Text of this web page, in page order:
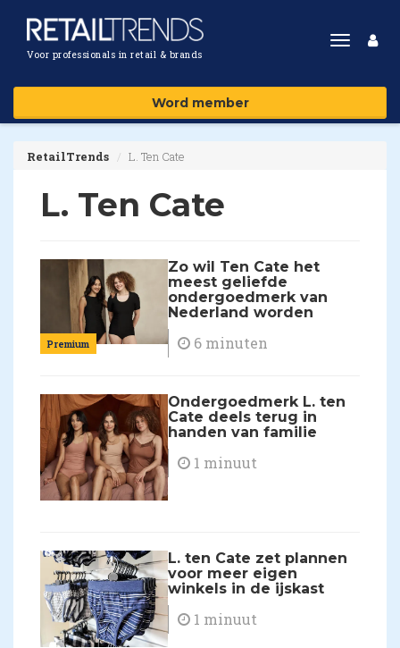
Voor professionals in retail & brands
Toggle
Word member
RetailTrends L. Ten Cate
L. Ten Cate
Premium
Zo wil Ten Cate het
meest geliefde
ondergoedmerk van
Nederland worden
6 minuten
Ondergoedmerk L. ten
Cate deels terug in
handen van familie
1 minuut
L. ten Cate zet plannen
voor meer eigen
winkels in de ijskast
1 minuut